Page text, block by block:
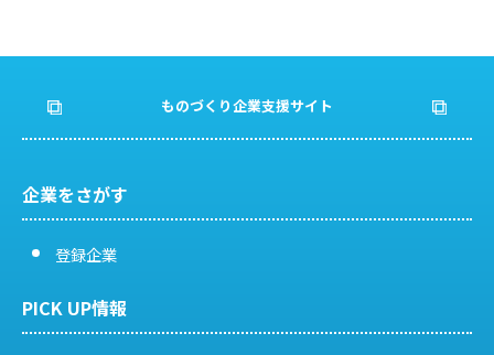
ナ
ビ
ゲ
ー
シ
ョ
ン
ものづくり企業支援サイト
企業をさがす
登録企業
PICK UP情報